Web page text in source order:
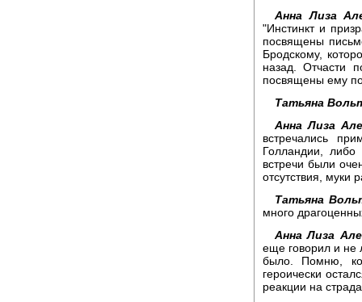
Анна Лиза
"Инстинкт и
посвящены
Бродскому,
назад. Отчасти
посвящены ему
Татьяна
Анна Лиза
встречались
Голландии,
встречи были
отсутствия, муки
Татьяна
много
Анна Лиза
еще говорил и не
было. Помню,
героически
реакции на